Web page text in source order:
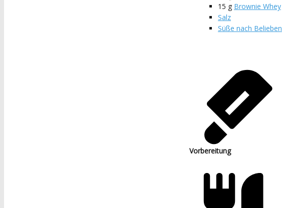
15 g Brownie Whey
Salz
Süße nach Belieben
Vorbereitung